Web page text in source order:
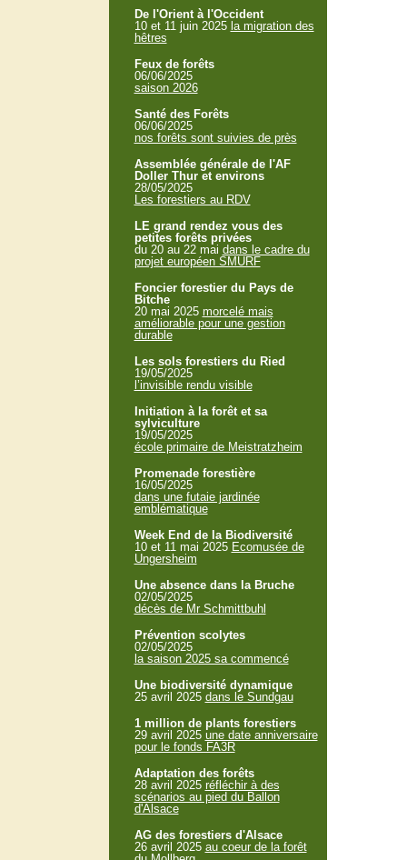
De l'Orient à l'Occident
10 et 11 juin 2025 la migration des
hêtres
Feux de forêts
06/06/2025
saison 2026
Santé des Forêts
06/06/2025
nos forêts sont suivies de près
Assemblée générale de l'AF
Doller Thur et environs
28/05/2025
Les forestiers au RDV
LE grand rendez vous des
petites forêts privées
du 20 au 22 mai dans le cadre du
projet européen SMURF
Foncier forestier du Pays de
Bitche
20 mai 2025 morcelé mais
améliorable pour une gestion
durable
Les sols forestiers du Ried
19/05/2025
l’invisible rendu visible
Initiation à la forêt et sa
sylviculture
19/05/2025
école primaire de Meistratzheim
Promenade forestière
16/05/2025
dans une futaie jardinée
emblématique
Week End de la Biodiversité
10 et 11 mai 2025 Ecomusée de
Ungersheim
Une absence dans la Bruche
02/05/2025
décès de Mr Schmittbuhl
Prévention scolytes
02/05/2025
la saison 2025 sa commencé
Une biodiversité dynamique
25 avril 2025 dans le Sundgau
1 million de plants forestiers
29 avril 2025 une date anniversaire
pour le fonds FA3R
Adaptation des forêts
28 avril 2025 réfléchir à des
scénarios au pied du Ballon
d'Alsace
AG des forestiers d'Alsace
26 avril 2025 au coeur de la forêt